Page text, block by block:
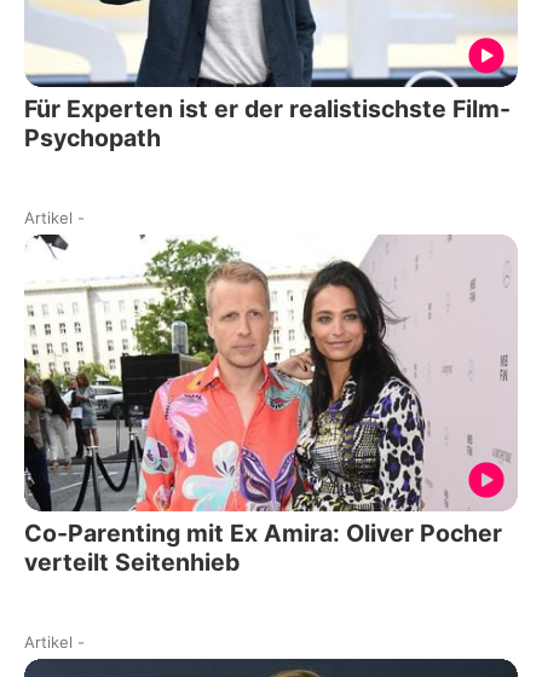
Für Experten ist er der realistischste Film-
Psychopath
Artikel -
Co-Parenting mit Ex Amira: Oliver Pocher
verteilt Seitenhieb
Artikel -